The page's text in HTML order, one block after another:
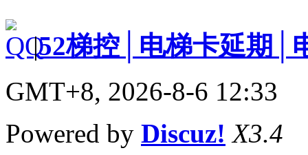
|52梯控│电梯卡延期│
GMT+8, 2026-8-6 12:33
Powered by Discuz! X3.4